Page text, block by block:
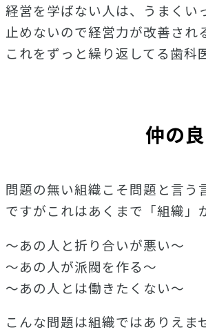
経営を学ばない人は、うまくい
止めないので経営力が改善され
これをずっと繰り返してる歯科
仲の
問題の無い組織こそ問題と言う
ですがこれはあくまで「組織」
～あの人と折り合いが悪い～
～あの人が派閥を作る～
～あの人とは働きたくない～
こんな問題は組織ではありえま